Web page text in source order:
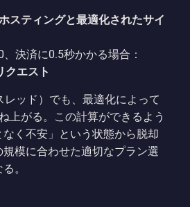
スティングと最適化されたサイ
決済に0.5秒かかる場合：
クエスト
レッド）でも、最適化によって
上がる。この計算ができるよう
く不安」という状態から脱却
規模に合わせた適切なプラン選
。